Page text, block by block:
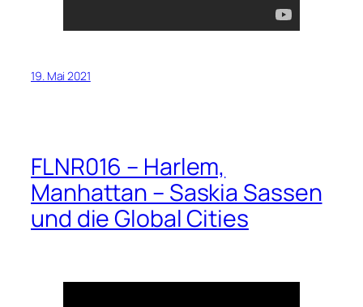
19. Mai 2021
FLNR016 – Harlem,
Manhattan – Saskia Sassen
und die Global Cities